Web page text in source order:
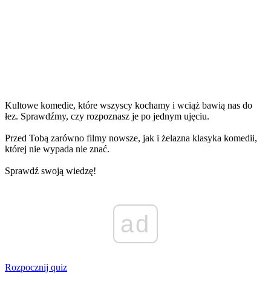
Kultowe komedie, które wszyscy kochamy i wciąż bawią nas do
łez. Sprawdźmy, czy rozpoznasz je po jednym ujęciu.
Przed Tobą zarówno filmy nowsze, jak i żelazna klasyka komedii,
której nie wypada nie znać.
Sprawdź swoją wiedzę!
ad
Rozpocznij quiz